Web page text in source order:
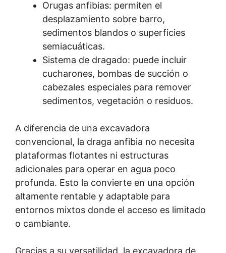
Orugas anfibias: permiten el
desplazamiento sobre barro,
sedimentos blandos o superficies
semiacuáticas.
Sistema de dragado: puede incluir
cucharones, bombas de succión o
cabezales especiales para remover
sedimentos, vegetación o residuos.
A diferencia de una excavadora
convencional, la draga anfibia no necesita
plataformas flotantes ni estructuras
adicionales para operar en agua poco
profunda. Esto la convierte en una opción
altamente rentable y adaptable para
entornos mixtos donde el acceso es limitado
o cambiante.
Gracias a su versatilidad, la excavadora de